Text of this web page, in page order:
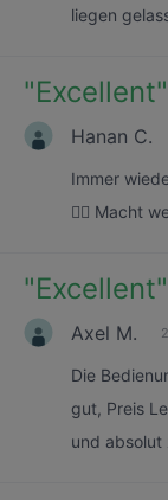
liegen
"Excellent"
Hanan C.
Immer
👍🏼 Macht
"Excellent"
Axel M.
Die
gut, Preis
und